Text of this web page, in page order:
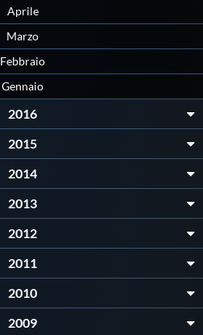
Aprile
Marzo
Febbraio
Gennaio
2016
2015
2014
2013
2012
2011
2010
2009